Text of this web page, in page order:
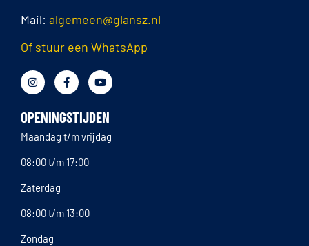
Mail: algemeen@glansz.nl
Of stuur een WhatsApp
OPENINGSTIJDEN
Maandag t/m vrijdag
08:00 t/m 17:00
Zaterdag
08:00 t/m 13:00
Zondag